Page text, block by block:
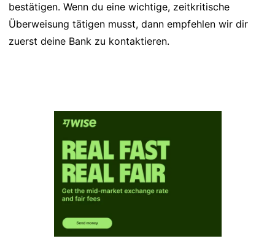
bestätigen. Wenn du eine wichtige, zeitkritische
Überweisung tätigen musst, dann empfehlen wir dir
zuerst deine Bank zu kontaktieren.